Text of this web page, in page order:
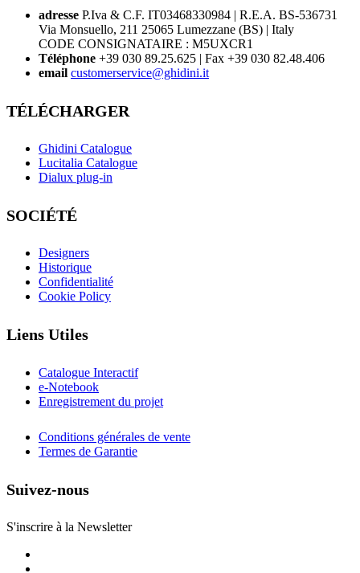
adresse P.Iva & C.F. IT03468330984 | R.E.A. BS-536731
Via Monsuello, 211 25065 Lumezzane (BS) | Italy
CODE CONSIGNATAIRE : M5UXCR1
Téléphone +39 030 89.25.625 | Fax +39 030 82.48.406
email customerservice@ghidini.it
TÉLÉCHARGER
Ghidini Catalogue
Lucitalia Catalogue
Dialux plug-in
SOCIÉTÉ
Designers
Historique
Confidentialité
Cookie Policy
Liens Utiles
Catalogue Interactif
e-Notebook
Enregistrement du projet
Conditions générales de vente
Termes de Garantie
Suivez-nous
S'inscrire à la Newsletter